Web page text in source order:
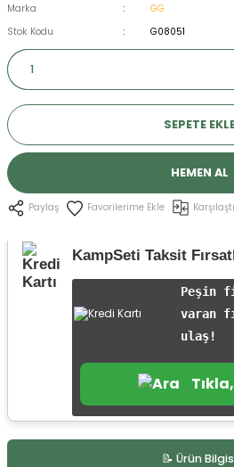
Marka
GG
Stok Kodu
G08051
SEPETE
HEMEN AL
Paylaş
KampSeti Taksit
Peşin
varan
ulaş!
📝 Ürün